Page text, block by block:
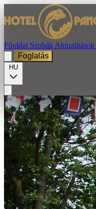
Főoldal Szobák Aktualitások
Foglalás
HU